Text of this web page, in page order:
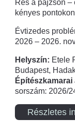
Rés a pajzson
kényes
Évtizedes
2026 – 2026.
Helyszín: Etele
Budapest,
sorszám: 2026/
Részletes